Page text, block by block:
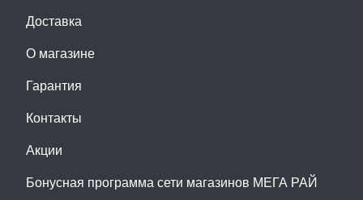
Доставка
О магазине
Гарантия
Контакты
Акции
Бонусная программа сети магазинов МЕГА РАЙ